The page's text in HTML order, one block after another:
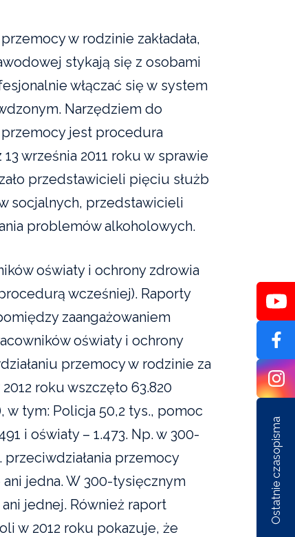
w rodzinie zakładała,
stykają się z osobami
włączać się w system
Narzędziem do
jest procedura
września 2011 roku w sprawie
przedstawicieli pięciu służb
socjalnych, przedstawicieli
problemów alkoholowych.
oświaty i ochrony zdrowia
wcześniej). Raporty
zaangażowaniem
oświaty i ochrony
przemocy w rodzinie za
roku wszczęto 63.820
w tym: Policja 50,2 tys., pomoc
i oświaty – 1.473. Np. w 300-
przemocy
jedna. W 300-tysięcznym
jednej. Również raport
w 2012 roku pokazuje, że
Ostatnie czasopisma
Nr 1/162/2026 Nr 6/161/2025 Nr 5/